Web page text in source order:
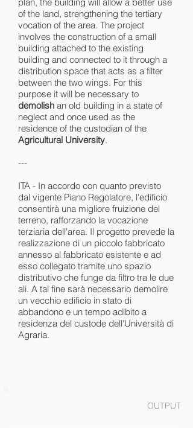
of the land, strengthening the tertiary
vocation of the area. The project
involves the construction of a small
building attached to the existing
building and connected to it through a
distribution space that acts as a filter
between the two wings. For this
purpose it will be necessary to
demolish an old building in a state of
neglect and once used as the
residence of the custodian of the
Agricultural University.
---
ITA - In accordo con quanto previsto
dal vigente Piano Regolatore, l'edificio
consentirà una migliore fruizione del
terreno, rafforzando la vocazione
terziaria dell'area. Il progetto prevede la
realizzazione di un piccolo fabbricato
annesso al fabbricato esistente e ad
esso collegato tramite uno spazio
distributivo che funge da filtro tra le due
ali. A tal fine sarà necessario demolire
un vecchio edificio in stato di
abbandono e un tempo adibito a
residenza del custode dell'Università di
Agraria.
OUTPUT